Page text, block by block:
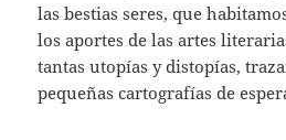
las bestias seres, que
los aportes de las artes
tantas utopías y distopías,
pequeñas cartografías de